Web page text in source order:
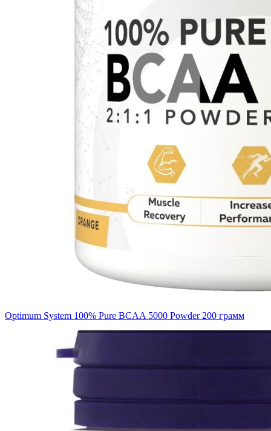
Optimum System 100% Pure BCAA 5000 Powder 200 грамм